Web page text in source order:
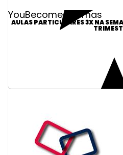
YouBecome Idiomas
AULAS PARTICULARES 3X NA